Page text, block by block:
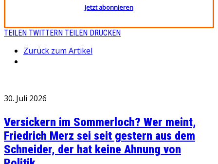
Jetzt abonnieren
TEILEN TWITTERN TEILEN DRUCKEN
Zurück zum Artikel
30. Juli 2026
Versickern im Sommerloch? Wer meint,
Friedrich Merz sei seit gestern aus dem
Schneider, der hat keine Ahnung von